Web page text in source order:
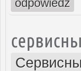
odpowiedz